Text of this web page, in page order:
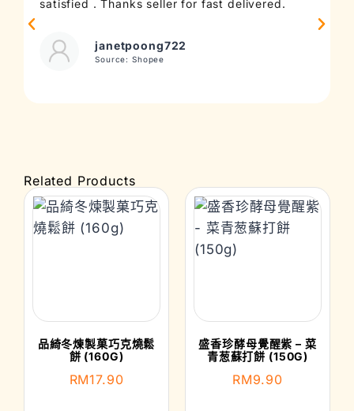
satisfied . Thanks seller for fast delivered.
janetpoong722
Source: Shopee
Related Products
品綺冬煉製菓巧克燒鬆
餅 (160G)
RM17.90
盛香珍酵母覺醒紫 – 菜
青葱蘇打餅 (150G)
RM9.90